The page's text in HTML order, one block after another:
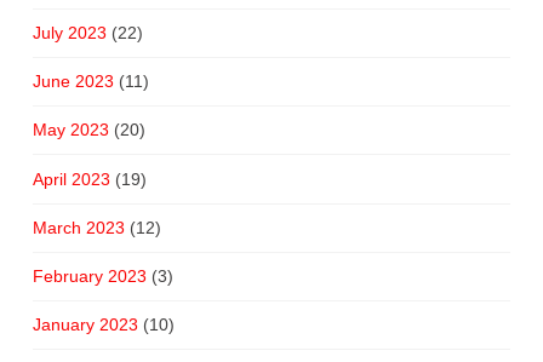
July 2023 (22)
June 2023 (11)
May 2023 (20)
April 2023 (19)
March 2023 (12)
February 2023 (3)
January 2023 (10)